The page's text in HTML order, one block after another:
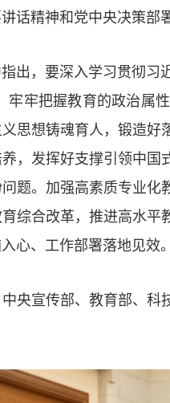
话精神和党中央决策
，要深入学习贯彻习近
牢牢把握教育的政治
思想铸魂育人，锻造
，发挥好支撑引领中
题。加强高素质专业
综合改革，推进高水
心、工作部署落地见效
宣传部、教育部、科